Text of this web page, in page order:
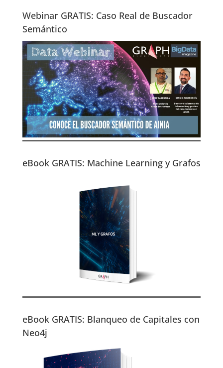
Webinar GRATIS: Caso Real de Buscador
Semántico
eBook GRATIS: Machine Learning y Grafos
eBook GRATIS: Blanqueo de Capitales con
Neo4j